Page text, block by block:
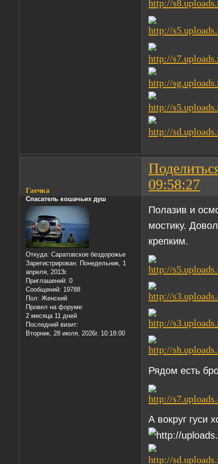
09:58:27
Гаечка
Спасатель кошачьих душ
Откуда: Саратовское бездорожье
Зарегистрирован: Понедельник, 1
апреля, 2013г.
Приглашений: 0
Сообщений: 19788
Пол: Женский
Провел на форуме:
2 месяца 11 дней
Последний визит:
Вторник, 28 июля, 2026г. 10:18:00
Полазив и
мостику.
крепким.
Рядом есть
А вокруг гуси